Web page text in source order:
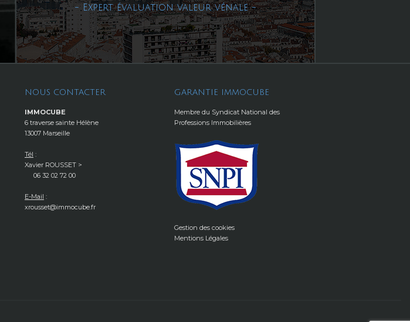
- Expert évaluation valeur vénale -
NOUS CONTACTER
IMMOCUBE
6 traverse sainte Hélène
13007 Marseille
Tél :
Xavier ROUSSET >
06 32 02 72 00
E-Mail :
xrousset@immocube.fr
GARANTIE IMMOCUBE
Membre du Syndicat National des
Professions Immobilières
Gestion des cookies
Mentions Légales